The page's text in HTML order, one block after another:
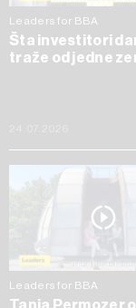
Leaders for BBA
Šta investitori
traže od jedne
Leaders for BBA
Tanja Permozer o